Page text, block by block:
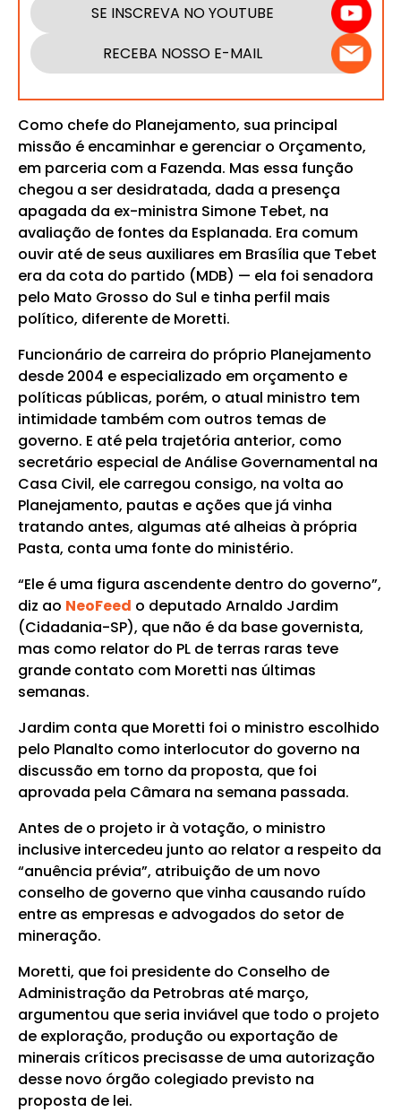
SE INSCREVA NO YOUTUBE
RECEBA NOSSO E-MAIL
Como chefe do Planejamento, sua principal
missão é encaminhar e gerenciar o Orçamento,
em parceria com a Fazenda. Mas essa função
chegou a ser desidratada, dada a presença
apagada da ex-ministra Simone Tebet, na
avaliação de fontes da Esplanada. Era comum
ouvir até de seus auxiliares em Brasília que Tebet
era da cota do partido (MDB) — ela foi senadora
pelo Mato Grosso do Sul e tinha perfil mais
político, diferente de Moretti.
Funcionário de carreira do próprio Planejamento
desde 2004 e especializado em orçamento e
políticas públicas, porém, o atual ministro tem
intimidade também com outros temas de
governo. E até pela trajetória anterior, como
secretário especial de Análise Governamental na
Casa Civil, ele carregou consigo, na volta ao
Planejamento, pautas e ações que já vinha
tratando antes, algumas até alheias à própria
Pasta, conta uma fonte do ministério.
“Ele é uma figura ascendente dentro do governo”,
diz ao NeoFeed o deputado Arnaldo Jardim
(Cidadania-SP), que não é da base governista,
mas como relator do PL de terras raras teve
grande contato com Moretti nas últimas
semanas.
Jardim conta que Moretti foi o ministro escolhido
pelo Planalto como interlocutor do governo na
discussão em torno da proposta, que foi
aprovada pela Câmara na semana passada.
Antes de o projeto ir à votação, o ministro
inclusive intercedeu junto ao relator a respeito da
“anuência prévia”, atribuição de um novo
conselho de governo que vinha causando ruído
entre as empresas e advogados do setor de
mineração.
Moretti, que foi presidente do Conselho de
Administração da Petrobras até março,
argumentou que seria inviável que todo o projeto
de exploração, produção ou exportação de
minerais críticos precisasse de uma autorização
desse novo órgão colegiado previsto na
proposta de lei.